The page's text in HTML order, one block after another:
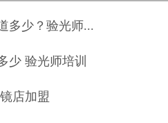
多少？验光师...
少 验光师培训
店加盟